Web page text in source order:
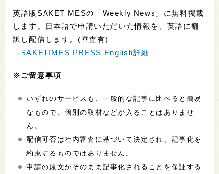
英語版SAKETIMESの「Weekly News」に無料掲載
します。日本語で申請いただいた情報を、英語に翻
訳し配信します。(審査有)
→ SAKETIMES PRESS English詳細
※ご留意事項
いずれのサービスも、一般的な記事に比べると簡易
なもので、個別の取材などが入ることはありませ
ん。
配信可否は社内審査に基づいて決定され、記事化を
約束するものではありません。
申請の原文がそのまま記事化されることを保証する